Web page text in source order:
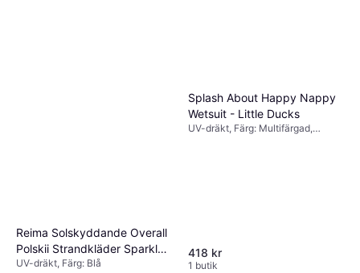
Reima Solskyddande Overall
Polskii Strandkläder Sparkly
Blue
UV-dräkt, Färg: Blå
Splash About Happy Nappy
Wetsuit - Little Ducks
UV-dräkt, Färg: Multifärgad,
418 kr
1 butik